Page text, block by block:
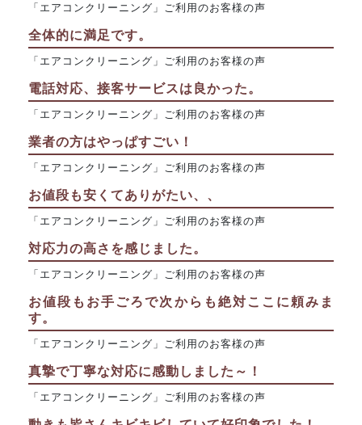
「エアコンクリーニング」ご利用のお客様の声
全体的に満足です。
「エアコンクリーニング」ご利用のお客様の声
電話対応、接客サービスは良かった。
「エアコンクリーニング」ご利用のお客様の声
業者の方はやっぱすごい！
「エアコンクリーニング」ご利用のお客様の声
お値段も安くてありがたい、、
「エアコンクリーニング」ご利用のお客様の声
対応力の高さを感じました。
「エアコンクリーニング」ご利用のお客様の声
お値段もお手ごろで次からも絶対ここに頼みま
す。
「エアコンクリーニング」ご利用のお客様の声
真摯で丁寧な対応に感動しました～！
「エアコンクリーニング」ご利用のお客様の声